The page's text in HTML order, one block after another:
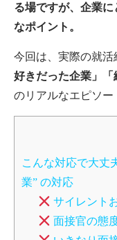
る場ですが、企業
なポイント。
今回は、実際の就活
好きだった企業」「
のリアルなエピソー
こんな対応で大丈
業” の対応
サイレント
面接官の態